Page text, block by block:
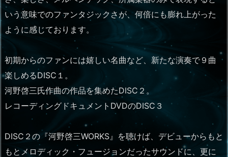
いう意味でのファンタジックさが、何倍にも膨れ上がった
ように感じております。
初期からのファンには嬉しい名曲など、新たな演奏で９曲
楽しめるDISC１。
河野啓三氏作曲の作品を集めたDISC２。
レコーディングドキュメントDVDのDISC３
DISC２の『河野啓三WORKS』を聴けば、デビューからもと
もとメロディック・フュージョンだったサウンドに、更に